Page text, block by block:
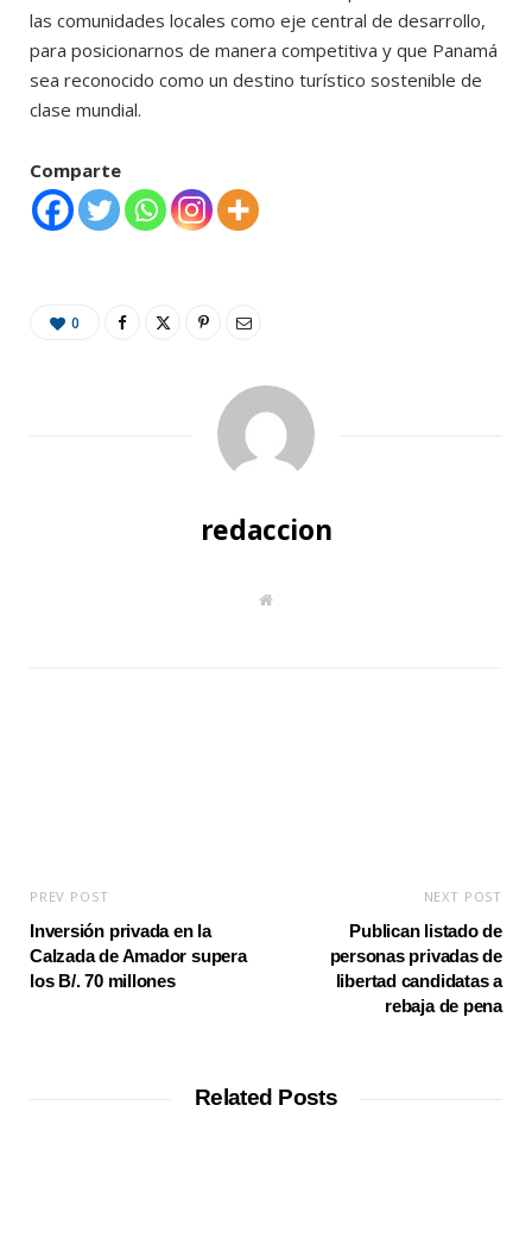
las comunidades locales como eje central de desarrollo,
para posicionarnos de manera competitiva y que Panamá
sea reconocido como un destino turístico sostenible de
clase mundial.
Comparte
0
redaccion
W
PREV POST
Inversión privada en la
Calzada de Amador supera
los B/. 70 millones
NEXT POST
Publican listado de
personas privadas de
libertad candidatas a
rebaja de pena
Related Posts